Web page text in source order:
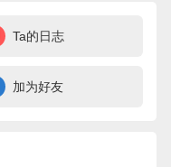
Ta的日志
加为好友